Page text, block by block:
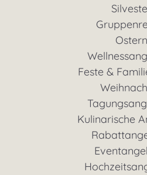
Ostern
Feste &
Kulinarische